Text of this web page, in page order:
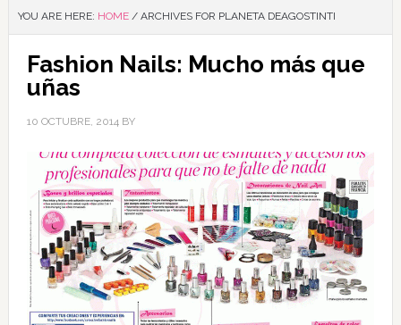
YOU ARE HERE: HOME /ARCHIVES FOR PLANETA DEAGOSTINTI
Fashion Nails: Mucho más que
uñas
10 OCTUBRE, 2014BY